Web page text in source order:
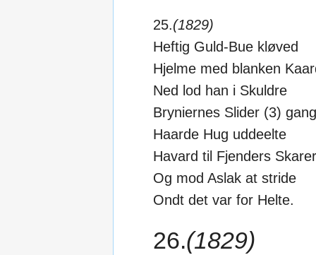
25.(1829)
Heftig Guld-Bue kløved
Hjelme med blanken
Ned lod han i Skuldre
Bryniernes Slider (3)
Haarde Hug uddeelte
Havard til Fjenders
Og mod Aslak at stride
Ondt det var for Helte.
26.(1829)